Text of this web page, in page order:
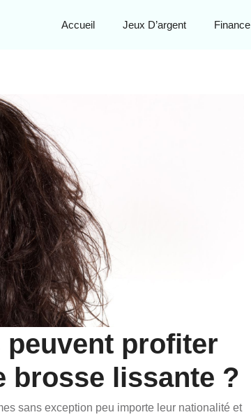
Accueil Jeux D’argent Finance
peuvent profiter
brosse lissante ?
sans exception peu importe leur nationalité et